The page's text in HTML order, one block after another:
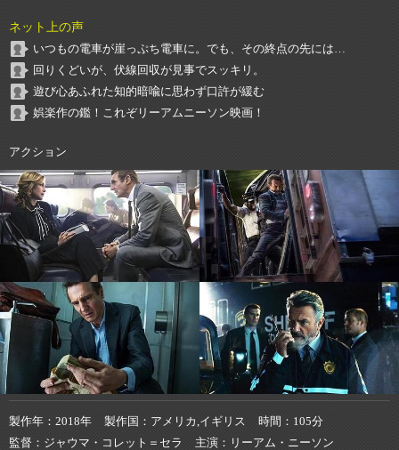
ネット上の声
いつもの電車が崖っぷち電車に。でも、その終点の先には…
回りくどいが、伏線回収が見事でスッキリ。
遊び心あふれた知的暗喩に思わず口許が緩む
娯楽作の鑑！これぞリーアムニーソン映画！
アクション
製作年 2018年 製作国 アメリカ,イギリス 時間
105分
監督
ジャウマ・コレット＝セラ 主演 リーアム・ニーソン